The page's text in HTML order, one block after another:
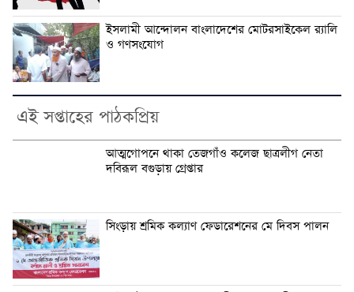
ইসলামী আন্দোলন বাংলাদেশের মোটরসাইকেল র‍্যালি
ও গণসংযোগ
এই সপ্তাহের পাঠকপ্রিয়
আত্মগোপনে থাকা তেজগাঁও কলেজ ছাত্রলীগ নেতা
দবিরূল বগুড়ায় গ্রেপ্তার
সিংড়ায় শ্রমিক কল্যাণ ফেডারেশনের মে দিবস পালন